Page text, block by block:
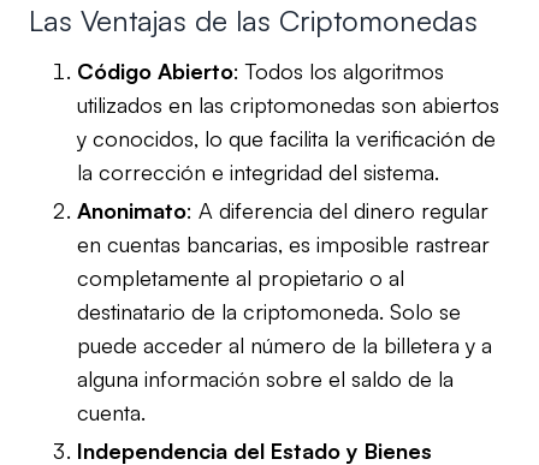
Las Ventajas de las Criptomonedas
Código Abierto: Todos los algoritmos
utilizados en las criptomonedas son abiertos
y conocidos, lo que facilita la verificación de
la corrección e integridad del sistema.
Anonimato: A diferencia del dinero regular
en cuentas bancarias, es imposible rastrear
completamente al propietario o al
destinatario de la criptomoneda. Solo se
puede acceder al número de la billetera y a
alguna información sobre el saldo de la
cuenta.
Independencia del Estado y Bienes